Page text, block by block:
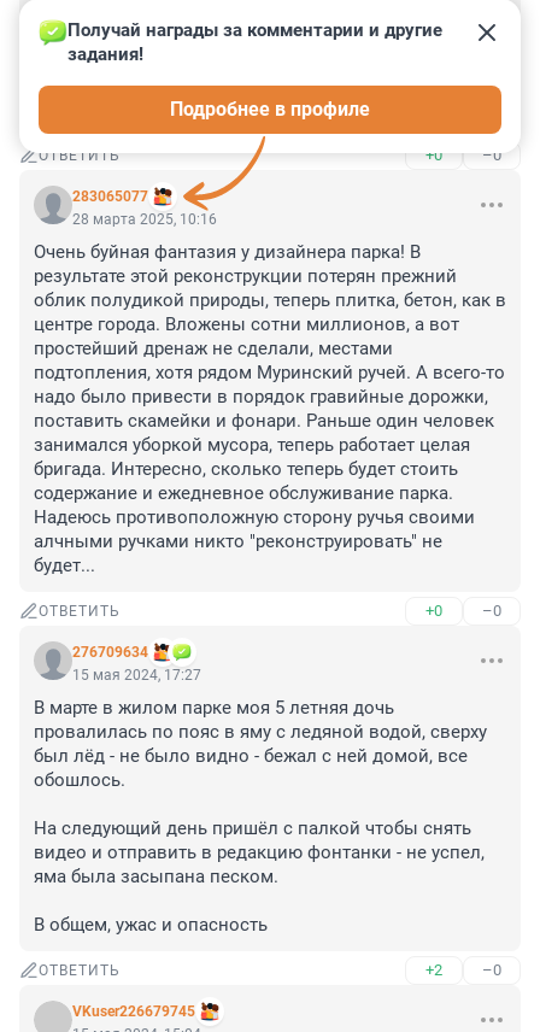
дворяне". Изначально за откат заказ получила фирма
"рога и копыта". Прикомандированные к
администрации все пропустили. Вот вам и итоги
реформы ( уничтожения) МВД.
ОТВЕТИТЬ +0 –0
283065077
Получай награды за комментарии и другие
задания!
Подробнее в профиле
28 марта 2025, 10:16
Очень буйная фантазия у дизайнера парка! В
результате этой реконструкции потерян прежний
облик полудикой природы, теперь плитка, бетон, как в
центре города. Вложены сотни миллионов, а вот
простейший дренаж не сделали, местами
подтопления, хотя рядом Муринский ручей. А всего-то
надо было привести в порядок гравийные дорожки,
поставить скамейки и фонари. Раньше один человек
занимался уборкой мусора, теперь работает целая
бригада. Интересно, сколько теперь будет стоить
содержание и ежедневное обслуживание парка.
Надеюсь противоположную сторону ручья своими
алчными ручками никто "реконструировать" не
будет...
ОТВЕТИТЬ +0 –0
276709634
15 мая 2024, 17:27
В марте в жилом парке моя 5 летняя дочь
провалилась по пояс в яму с ледяной водой, сверху
был лёд - не было видно - бежал с ней домой, все
обошлось.
На следующий день пришёл с палкой чтобы снять
видео и отправить в редакцию фонтанки - не успел,
яма была засыпана песком.
В общем, ужас и опасность
ОТВЕТИТЬ +2 –0
VKuser226679745